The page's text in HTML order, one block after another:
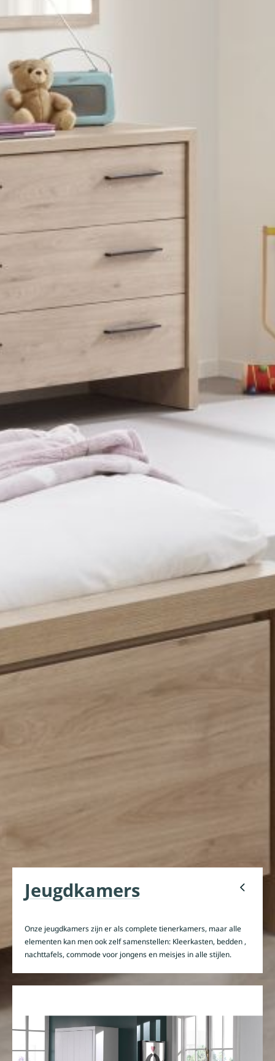
Jeugdkamers
Onze jeugdkamers zijn er als complete tienerkamers, maar alle
elementen kan men ook zelf samenstellen: Kleerkasten, bedden ,
nachttafels, commode voor jongens en meisjes in alle stijlen.